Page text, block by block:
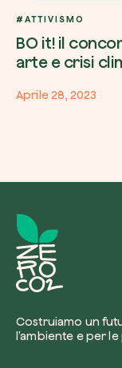
#ATTIVISMO
BO it! il
arte e crisi
Aprile 28, 2023
Costruiamo un
l’ambiente e per